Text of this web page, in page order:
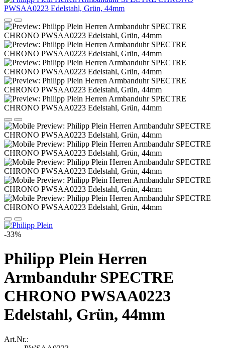
-33%
Philipp Plein Herren
Armbanduhr SPECTRE
CHRONO PWSAA0223
Edelstahl, Grün, 44mm
Art.Nr.: